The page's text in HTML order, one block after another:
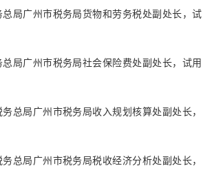
局广州市税务局货物和劳务税处副处长，试
局广州市税务局社会保险费处副处长，试用
总局广州市税务局收入规划核算处副处长，
总局广州市税务局税收经济分析处副处长，